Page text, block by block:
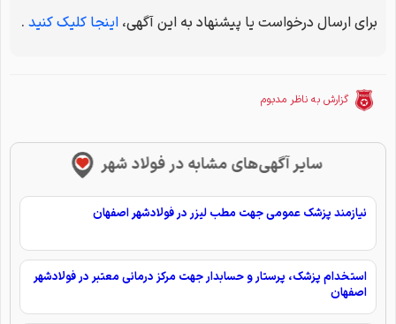
برای ارسال درخواست یا پیشنهاد به این آگهی، اینجا کلیک کنید .
گزارش به ناظر مدبوم
سایر آگهی‌های مشابه در فولاد شهر
نیازمند پزشک عمومی جهت مطب لیزر در فولادشهر اصفهان
استخدام پزشک، پرستار و حسابدار جهت مرکز درمانی معتبر در فولادشهر
اصفهان